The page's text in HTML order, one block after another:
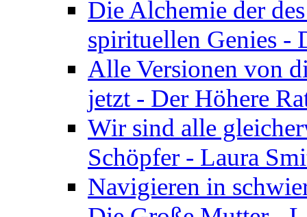
Die Alchemie der
spirituellen Genies -
Alle Versionen von
jetzt - Der Höhere
Wir sind alle
Schöpfer - Laura
Navigieren in